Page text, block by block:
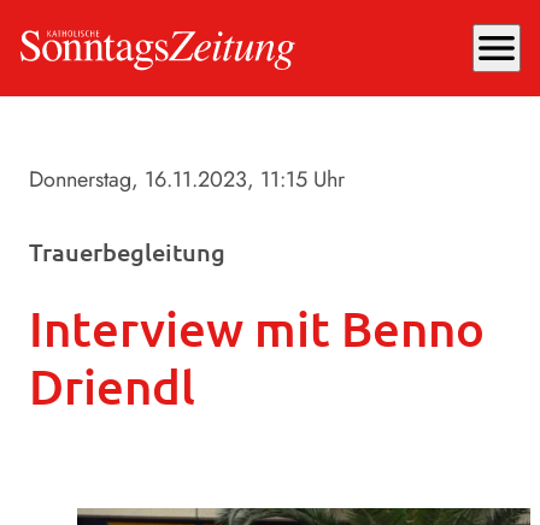
menu
Donnerstag, 16.11.2023, 11:15 Uhr
Trauerbegleitung
Interview mit Benno
Driendl